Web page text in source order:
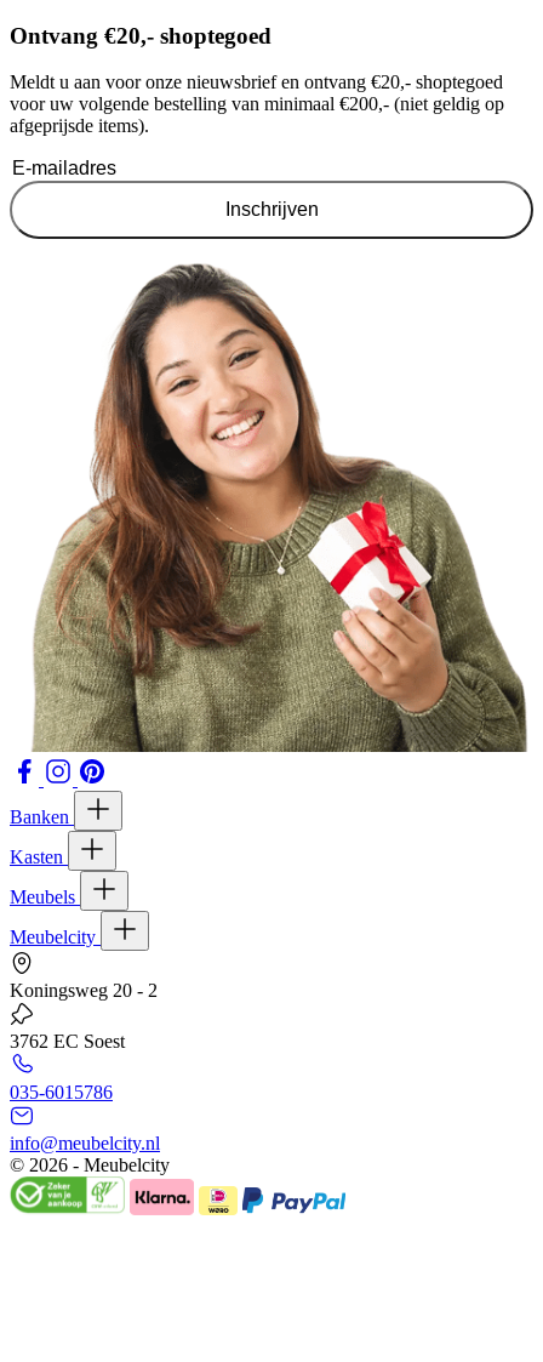
Ontvang €20,- shoptegoed
Meldt u aan voor onze nieuwsbrief en ontvang €20,- shoptegoed
voor uw volgende bestelling van minimaal €200,- (niet geldig op
afgeprijsde items).
Inschrijven
Banken
Kasten
Meubels
Meubelcity
Koningsweg 20 - 2
3762 EC Soest
035-6015786
info@meubelcity.nl
© 2026 - Meubelcity